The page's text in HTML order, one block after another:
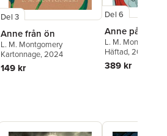
Del 3
Anne från ön
L. M. Montgomery
Kartonnage, 2024
149 kr
Del 6
Anne på
L. M. Montgomery
Häftad, 2018
389 kr